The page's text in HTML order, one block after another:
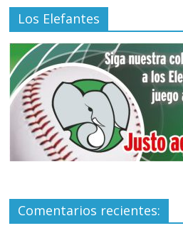
Los Elefantes
Comentarios recientes: